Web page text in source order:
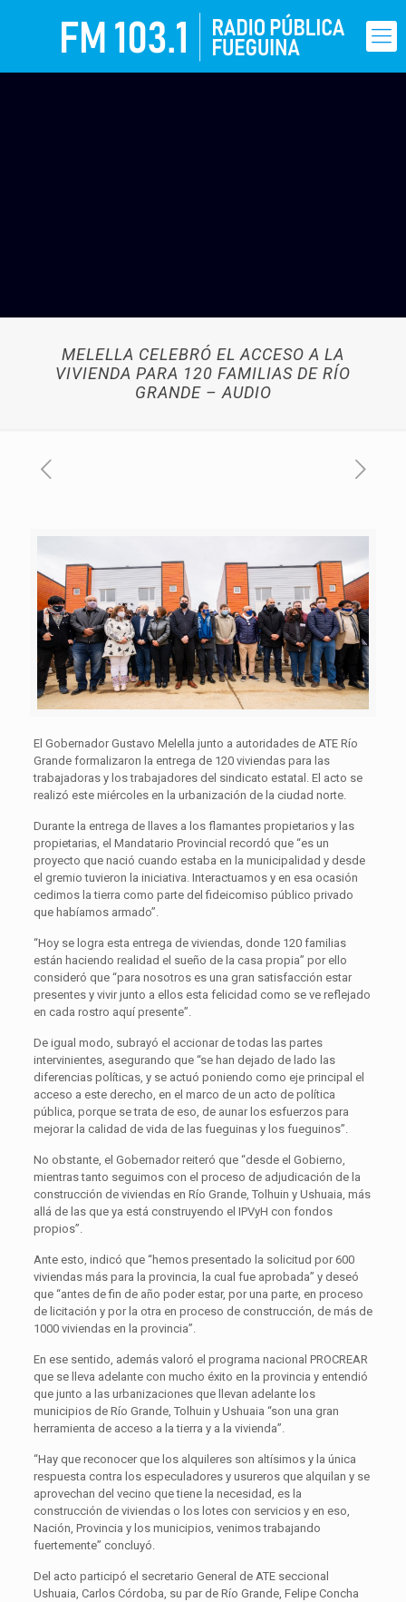
MELELLA CELEBRÓ EL ACCESO A LA
VIVIENDA PARA 120 FAMILIAS DE RÍO
GRANDE – AUDIO
El Gobernador Gustavo Melella junto a autoridades de ATE Río
Grande formalizaron la entrega de 120 viviendas para las
trabajadoras y los trabajadores del sindicato estatal. El acto se
realizó este miércoles en la urbanización de la ciudad norte.
Durante la entrega de llaves a los flamantes propietarios y las
propietarias, el Mandatario Provincial recordó que “es un
proyecto que nació cuando estaba en la municipalidad y desde
el gremio tuvieron la iniciativa. Interactuamos y en esa ocasión
cedimos la tierra como parte del fideicomiso público privado
que habíamos armado”.
“Hoy se logra esta entrega de viviendas, donde 120 familias
están haciendo realidad el sueño de la casa propia” por ello
consideró que “para nosotros es una gran satisfacción estar
presentes y vivir junto a ellos esta felicidad como se ve reflejado
en cada rostro aquí presente”.
De igual modo, subrayó el accionar de todas las partes
intervinientes, asegurando que “se han dejado de lado las
diferencias políticas, y se actuó poniendo como eje principal el
acceso a este derecho, en el marco de un acto de política
pública, porque se trata de eso, de aunar los esfuerzos para
mejorar la calidad de vida de las fueguinas y los fueguinos”.
No obstante, el Gobernador reiteró que “desde el Gobierno,
mientras tanto seguimos con el proceso de adjudicación de la
construcción de viviendas en Río Grande, Tolhuin y Ushuaia, más
allá de las que ya está construyendo el IPVyH con fondos
propios”.
Ante esto, indicó que “hemos presentado la solicitud por 600
viviendas más para la provincia, la cual fue aprobada” y deseó
que “antes de fin de año poder estar, por una parte, en proceso
de licitación y por la otra en proceso de construcción, de más de
1000 viviendas en la provincia”.
En ese sentido, además valoró el programa nacional PROCREAR
que se lleva adelante con mucho éxito en la provincia y entendió
que junto a las urbanizaciones que llevan adelante los
municipios de Río Grande, Tolhuin y Ushuaia “son una gran
herramienta de acceso a la tierra y a la vivienda”.
“Hay que reconocer que los alquileres son altísimos y la única
respuesta contra los especuladores y usureros que alquilan y se
aprovechan del vecino que tiene la necesidad, es la
construcción de viviendas o los lotes con servicios y en eso,
Nación, Provincia y los municipios, venimos trabajando
fuertemente” concluyó.
Del acto participó el secretario General de ATE seccional
Ushuaia, Carlos Córdoba, su par de Río Grande, Felipe Concha